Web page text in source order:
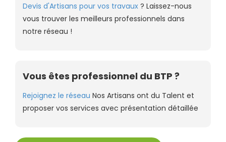
Devis d'Artisans pour vos travaux ? Laissez-nous
vous trouver les meilleurs professionnels dans
notre réseau !
Vous êtes professionnel du BTP ?
Rejoignez le réseau Nos Artisans ont du Talent et
proposer vos services avec présentation détaillée